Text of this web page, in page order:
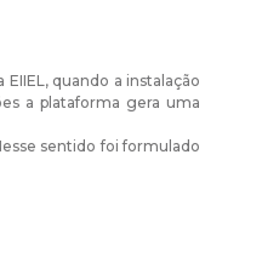
quando a instalação
a plataforma gera uma
sentido foi formulado